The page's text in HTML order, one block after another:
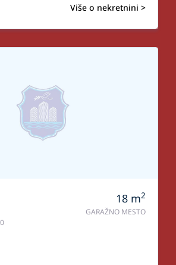
Više o nekretnini >
18 m2
GARAŽNO MESTO